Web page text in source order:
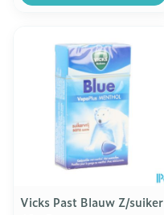
Vicks Past Blauw Z/suiker